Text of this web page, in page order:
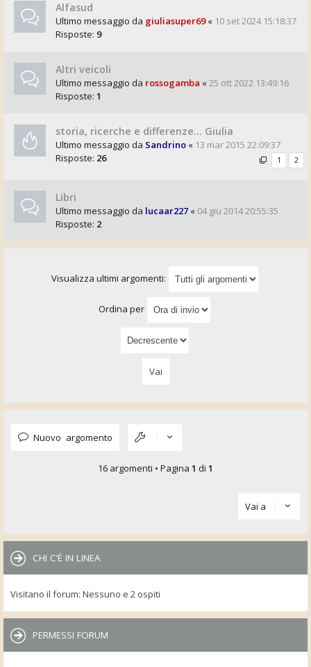
Alfasud
Ultimo messaggio da giuliasuper69« 10 set 2024 15:18:37
Risposte: 9
Altri veicoli
Ultimo messaggio da rossogamba «25 ott 2022 13:49:16
Risposte: 1
storia, ricerche e differenze... Giulia
Ultimo messaggio da Sandrino « 13 mar 2015 22:09:37
Risposte: 26 1 2
Libri
Ultimo messaggio da lucaar227 « 04 giu 2014 20:55:35
Risposte: 2
Visualizza ultimi argomenti:
Ordina per
Nuovo argomento
16 argomenti • Pagina 1 di 1
Vai a
CHI C’È IN LINEA
Visitano il forum: Nessuno e 2 ospiti
PERMESSI FORUM